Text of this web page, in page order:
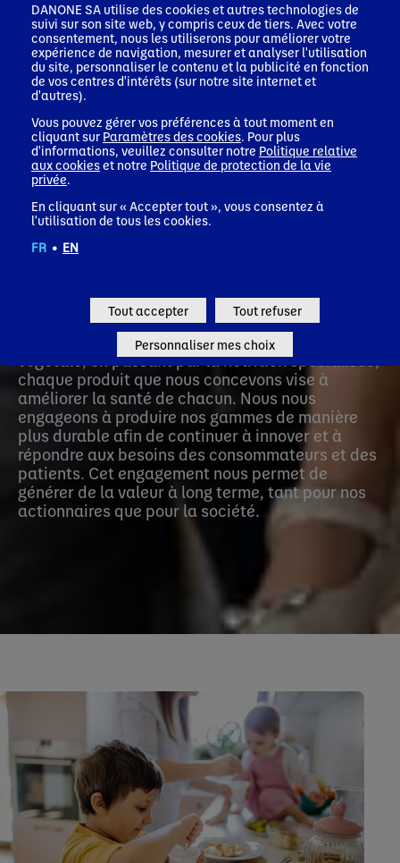
UN PORTEFEUILLE SOLIDE AU
SERVICE DE LA SANTÉ
La santé et la nutrition sont désormais plus
interconnectées que jamais. Les évolutions dans
les habitudes de consommation, les modes de vie
et le vieillissement démographique nous
poussent à nous adapter. Au niveau mondial,
notre portefeuille de marques, étant le plus sain
sur tous les continents.
Des eaux aux produits laitiers et d'origine
végétale, en passant par la nutrition spécialisée,
chaque produit que nous concevons vise à
améliorer la santé de chacun. Nous nous
engageons à produire nos gammes de manière
plus durable afin de continuer à innover et à
répondre aux besoins des consommateurs et des
patients. Cet engagement nous permet de
générer de la valeur à long terme, tant pour nos
actionnaires que pour la société.
DANONE SA utilise des cookies et autres technologies de
suivi sur son site web, y compris ceux de tiers. Avec votre
consentement, nous les utiliserons pour améliorer votre
expérience de navigation, mesurer et analyser l'utilisation
du site, personnaliser le contenu et la publicité en fonction
de vos centres d'intérêts (sur notre site internet et
d'autres).
Vous pouvez gérer vos préférences à tout moment en
cliquant sur Paramètres des cookies. Pour plus
d'informations, veuillez consulter notre Politique relative
aux cookieset notre Politique de protection de la vie
privée.
En cliquant sur « Accepter tout », vous consentez à
l'utilisation de tous les cookies.
FR • EN
Tout accepter Tout refuser
Personnaliser mes choix